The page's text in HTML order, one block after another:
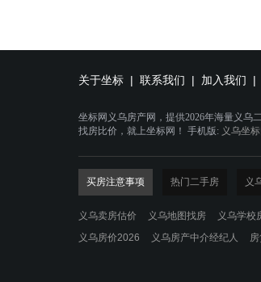
关于坐标 | 联系我们 | 加入我们 |
坐标网义乌房产网，提供2026年海量义乌
找房比价，就上坐标网！ 手机版: 义乌坐标
买房注意事项 热门二手房 义
义乌卖房估价 义乌地图找房 义乌学校
义乌房价2026
义乌房产中介经纪人